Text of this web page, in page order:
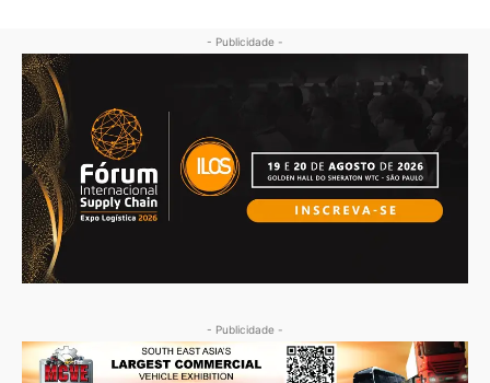
- Publicidade -
- Publicidade -